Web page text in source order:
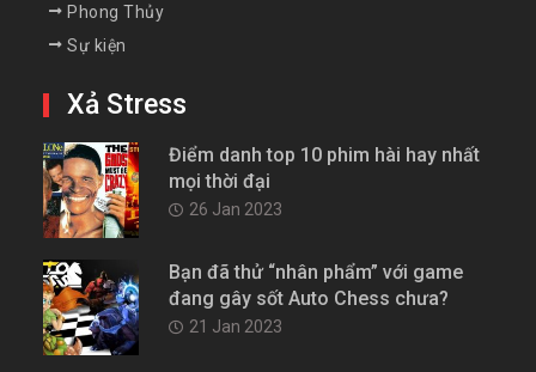
Phong Thủy
Sự kiện
Xả Stress
Điểm danh top 10 phim hài hay nhất
mọi thời đại
26 Jan 2023
Bạn đã thử “nhân phẩm” với game
đang gây sốt Auto Chess chưa?
21 Jan 2023